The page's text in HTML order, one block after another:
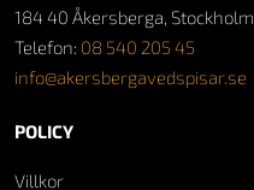
184 40 Åkersberga, Stockholm
Telefon: 08 540 205 45
info@akersbergavedspisar.se
POLICY
Villkor